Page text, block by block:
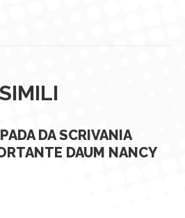
DA SCRIVANIA
DAUM NANCY